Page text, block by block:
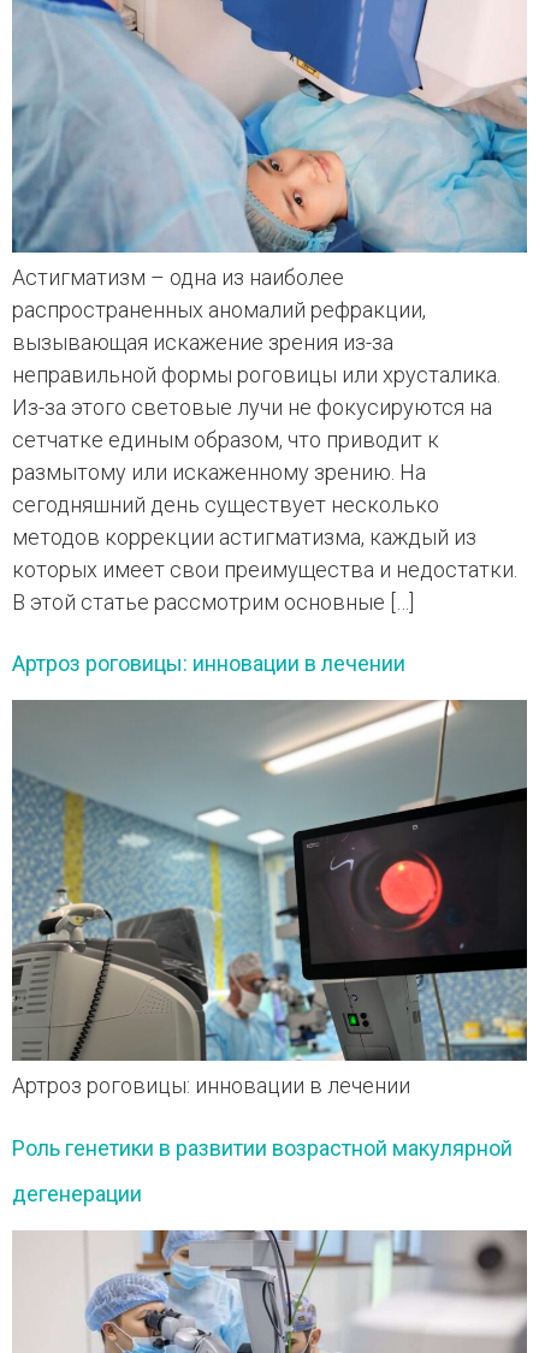
Астигматизм – одна из наиболее
распространенных аномалий рефракции,
вызывающая искажение зрения из-за
неправильной формы роговицы или хрусталика.
Из-за этого световые лучи не фокусируются на
сетчатке единым образом, что приводит к
размытому или искаженному зрению. На
сегодняшний день существует несколько
методов коррекции астигматизма, каждый из
которых имеет свои преимущества и недостатки.
В этой статье рассмотрим основные […]
Артроз роговицы: инновации в лечении
Артроз роговицы: инновации в лечении
Роль генетики в развитии возрастной макулярной
дегенерации